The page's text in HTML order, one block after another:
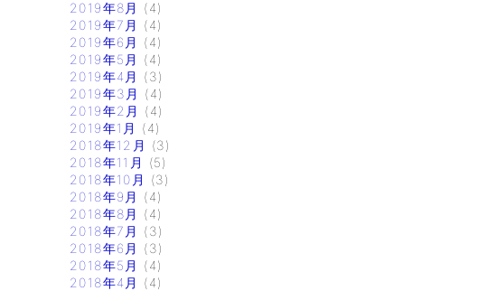
2019年8月
(4)
2019年7月
(4)
2019年6月
(4)
2019年5月
(4)
2019年4月
(3)
2019年3月
(4)
2019年2月
(4)
2019年1月
(4)
2018年12月
(3)
2018年11月
(5)
2018年10月
(3)
2018年9月
(4)
2018年8月
(4)
2018年7月
(3)
2018年6月
(3)
2018年5月
(4)
2018年4月
(4)